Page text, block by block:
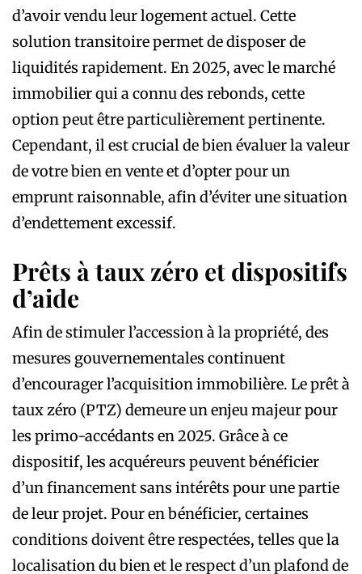
d’avoir vendu leur logement actuel. Cette
solution transitoire permet de disposer de
liquidités rapidement. En 2025, avec le marché
immobilier qui a connu des rebonds, cette
option peut être particulièrement pertinente.
Cependant, il est crucial de bien évaluer la valeur
de votre bien en vente et d’opter pour un
emprunt raisonnable, afin d’éviter une situation
d’endettement excessif.
Prêts à taux zéro et dispositifs
d’aide
Afin de stimuler l’accession à la propriété, des
mesures gouvernementales continuent
d’encourager l’acquisition immobilière. Le prêt à
taux zéro (PTZ) demeure un enjeu majeur pour
les primo-accédants en 2025. Grâce à ce
dispositif, les acquéreurs peuvent bénéficier
d’un financement sans intérêts pour une partie
de leur projet. Pour en bénéficier, certaines
conditions doivent être respectées, telles que la
localisation du bien et le respect d’un plafond de